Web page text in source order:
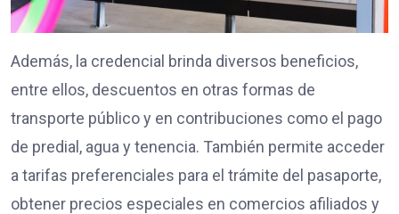
Además, la credencial brinda diversos beneficios,
entre ellos, descuentos en otras formas de
transporte público y en contribuciones como el pago
de predial, agua y tenencia. También permite acceder
a tarifas preferenciales para el trámite del pasaporte,
obtener precios especiales en comercios afiliados y